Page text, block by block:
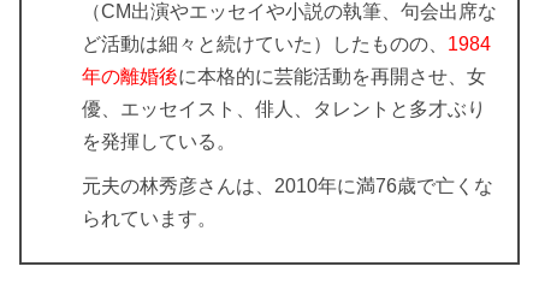
（CM出演やエッセイや小説の執筆、句会出席な
ど活動は細々と続けていた）したものの、 1984
年の離婚後に本格的に芸能活動を再開させ、女
優、エッセイスト、俳人、タレントと多才ぶり
を発揮している。
元夫の林秀彦さんは、2010年に満76歳で亡くな
られています。